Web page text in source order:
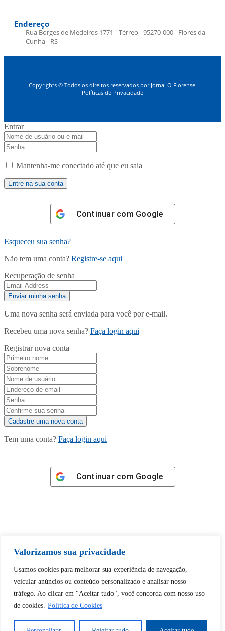
Valorizamos sua privacidade
Usamos cookies para melhorar sua experiência de navegação,
veicular anúncios ou conteúdo personalizado e analisar nosso
tráfego. Ao clicar em "Aceitar tudo", você concorda com nosso uso
de cookies. Política de Cookies
Endereço
Rua Borges de Medeiros 1771 - Térreo - 95270-000 - Flores da
Cunha - RS
Copyrights © Todos os direitos reservados por Jornal O Florense.
Políticas de Privacidade
Entrar
Mantenha-me conectado até que eu saia
Continuar com Google
Esqueceu sua senha?
Não tem uma conta? Registre-se aqui
Recuperação de senha
Uma nova senha será enviada para você por e-mail.
Recebeu uma nova senha? Faça login aqui
Registrar nova conta
Tem uma conta? Faça login aqui
Continuar com Google
Tem certeza de que deseja
desbloquear esta publicação?
Desbloquear esquerda : 0